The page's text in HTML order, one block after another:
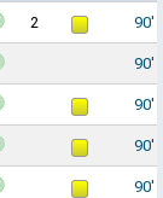
2 90'
90'
90'
90'
90'